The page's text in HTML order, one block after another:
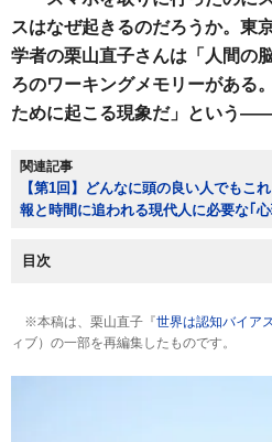
スはなぜ起きるのだろうか。東
学者の栗山直子さんは「人間の
ろのワーキングメモリーがある
ために起こる現象だ」という――
関連記事
【第1回】どんなに頭の良い人でも
報と時間に追われる現代人に必要な｢
目次
※本稿は、栗山直子『世界は認知バイア
ィブ）の一部を再編集したものです。